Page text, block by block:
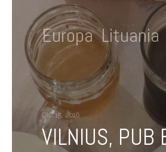
Europa,Lituania
DIC 15, 2016
VILNIUS, PUB